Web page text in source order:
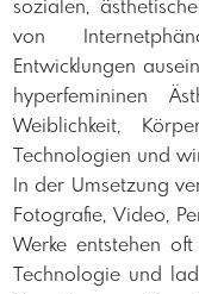
sozialen,
von
Entwicklungen
hyperfemininen
Weiblichkeit,
Technologien und
In der Umsetzung
Fotografie, Video,
Werke entstehen
Technologie und